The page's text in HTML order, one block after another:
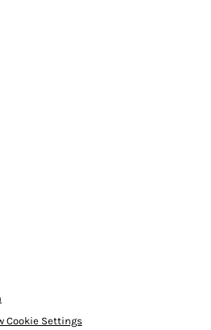
Cookie Settings